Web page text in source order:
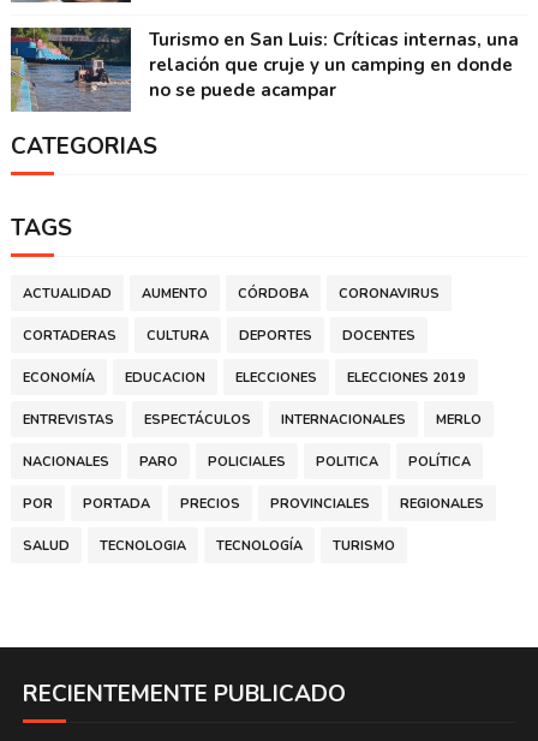
Turismo en San Luis: Críticas internas, una
relación que cruje y un camping en donde
no se puede acampar
CATEGORIAS
TAGS
ACTUALIDAD AUMENTO CÓRDOBA CORONAVIRUS
CORTADERAS CULTURA DEPORTES DOCENTES
ECONOMÍA EDUCACION ELECCIONES ELECCIONES 2019
ENTREVISTAS ESPECTÁCULOS INTERNACIONALES MERLO
NACIONALES PARO POLICIALES POLITICA POLÍTICA
POR PORTADA PRECIOS PROVINCIALES REGIONALES
SALUD TECNOLOGIA TECNOLOGÍA TURISMO
RECIENTEMENTE PUBLICADO